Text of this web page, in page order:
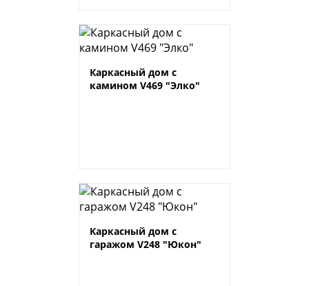
Каркасный дом с
камином V469 "Элко"
Каркасный дом с
гаражом V248 "Юкон"